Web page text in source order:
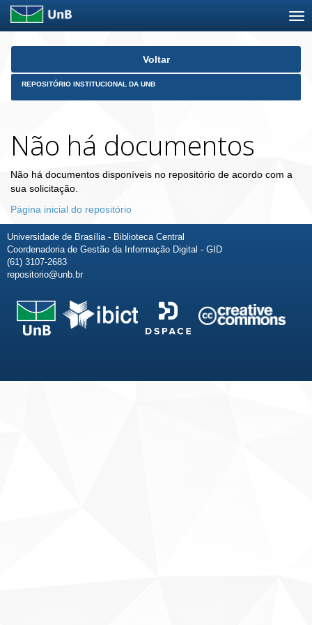
Skip
Voltar
REPOSITÓRIO INSTITUCIONAL DA UNB
Não há documentos
Não há documentos disponíveis no repositório de acordo com a
sua solicitação.
Página inicial do repositório
Universidade de Brasília - Biblioteca Central
Coordenadoria de Gestão da Informação Digital - GID
(61) 3107-2683
repositorio@unb.br